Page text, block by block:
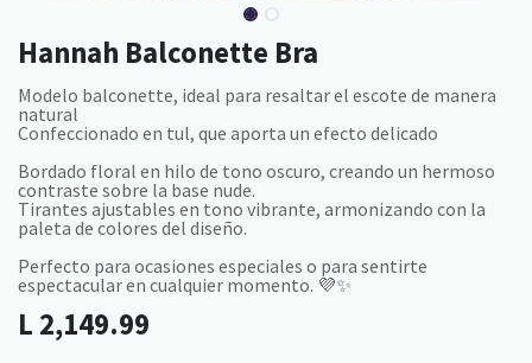
Hannah Balconette Bra
Modelo balconette, ideal para resaltar el escote de manera
natural
Confeccionado en tul, que aporta un efecto delicado
Bordado floral en hilo de tono oscuro, creando un hermoso
contraste sobre la base nude.
Tirantes ajustables en tono vibrante, armonizando con la
paleta de colores del diseño.
Perfecto para ocasiones especiales o para sentirte
espectacular en cualquier momento. 💜✨
L 2,149.99